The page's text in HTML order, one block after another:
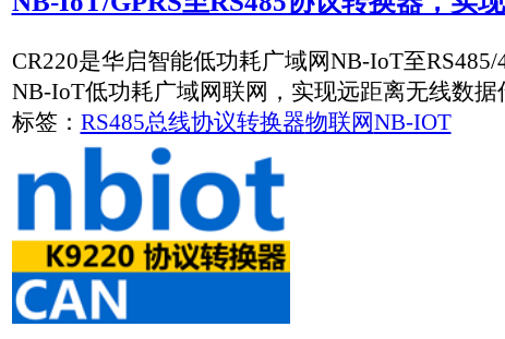
物联网无线通信技术之eMTC的相关介绍
eMTC是Enhanced Machine-Type Communication，增强型机器
机器。
标签： NB-IOT物联网移动互联网4G
迟到的eMTC还有没有机会？